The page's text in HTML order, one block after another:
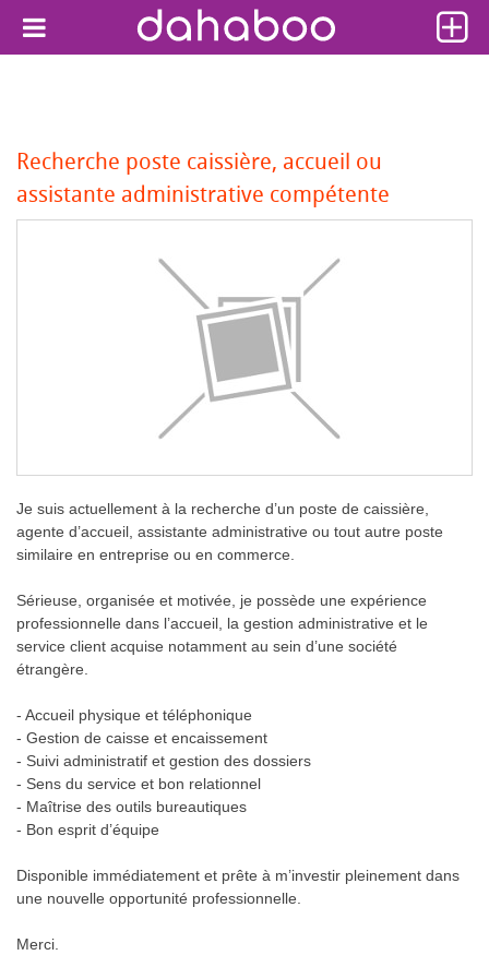
Recherche poste caissière, accueil ou
assistante administrative compétente
Je suis actuellement à la recherche d’un poste de caissière,
agente d’accueil, assistante administrative ou tout autre poste
similaire en entreprise ou en commerce.
Sérieuse, organisée et motivée, je possède une expérience
professionnelle dans l’accueil, la gestion administrative et le
service client acquise notamment au sein d’une société
étrangère.
- Accueil physique et téléphonique
- Gestion de caisse et encaissement
- Suivi administratif et gestion des dossiers
- Sens du service et bon relationnel
- Maîtrise des outils bureautiques
- Bon esprit d’équipe
Disponible immédiatement et prête à m’investir pleinement dans
une nouvelle opportunité professionnelle.
Merci.